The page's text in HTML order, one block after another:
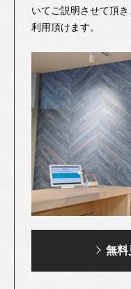
いてご説明させて頂
利用頂けます。
無料